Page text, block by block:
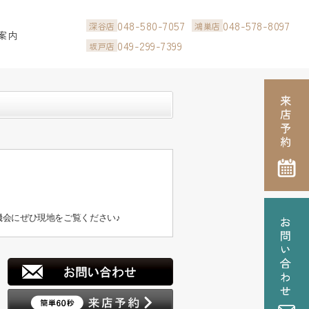
内
深谷店 048-580-7057 鴻巣店 048-578-8097
坂戸店 049-299-7399
にぜひ現地をご覧ください♪